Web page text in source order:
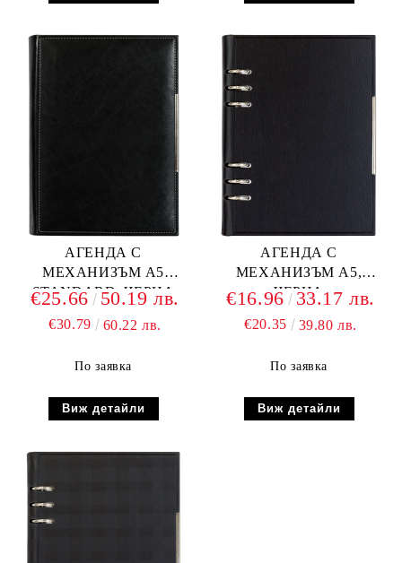
АГЕНДА С
МЕХАНИЗЪМ А5
STANDARD, ЧЕРНА
€25.66 50.19 лв.
€30.79 60.22 лв.
По заявка
Виж детайли
АГЕНДА С
МЕХАНИЗЪМ А5,
ЧЕРНА
€16.96 33.17 лв.
€20.35 39.80 лв.
По заявка
Виж детайли